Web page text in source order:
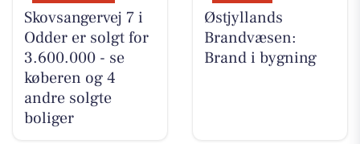
Skovsangervej 7 i
Odder er solgt for
3.600.000 - se
køberen og 4
andre solgte
boliger
Østjyllands
Brandvæsen:
Brand i bygning